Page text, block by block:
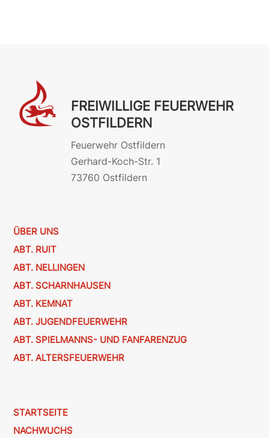
FREIWILLIGE FEUERWEHR
OSTFILDERN
Feuerwehr Ostfildern
Gerhard-Koch-Str. 1
73760 Ostfildern
ÜBER UNS
ABT. RUIT
ABT. NELLINGEN
ABT. SCHARNHAUSEN
ABT. KEMNAT
ABT. JUGENDFEUERWEHR
ABT. SPIELMANNS- UND FANFARENZUG
ABT. ALTERSFEUERWEHR
STARTSEITE
NACHWUCHS